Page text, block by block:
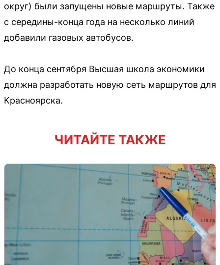
округ) были запущены новые маршруты. Также
с середины-конца года на несколько линий
добавили газовых автобусов.
До конца сентября Высшая школа экономики
должна разработать новую сеть маршрутов для
Красноярска.
ЧИТАЙТЕ ТАКЖЕ